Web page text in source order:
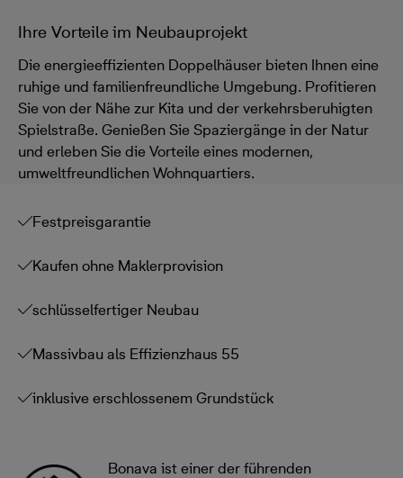
Ihre Vorteile im Neubauprojekt
Die energieeffizienten Doppelhäuser bieten Ihnen eine
ruhige und familienfreundliche Umgebung. Profitieren
Sie von der Nähe zur Kita und der verkehrsberuhigten
Spielstraße. Genießen Sie Spaziergänge in der Natur
und erleben Sie die Vorteile eines modernen,
umweltfreundlichen Wohnquartiers.
Festpreisgarantie
Kaufen ohne Maklerprovision
schlüsselfertiger Neubau
Massivbau als Effizienzhaus 55
inklusive erschlossenem Grundstück
Bonava ist einer der führenden